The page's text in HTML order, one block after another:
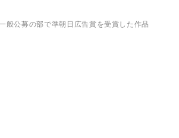
般公募の部で準朝日広告賞を受賞した作品